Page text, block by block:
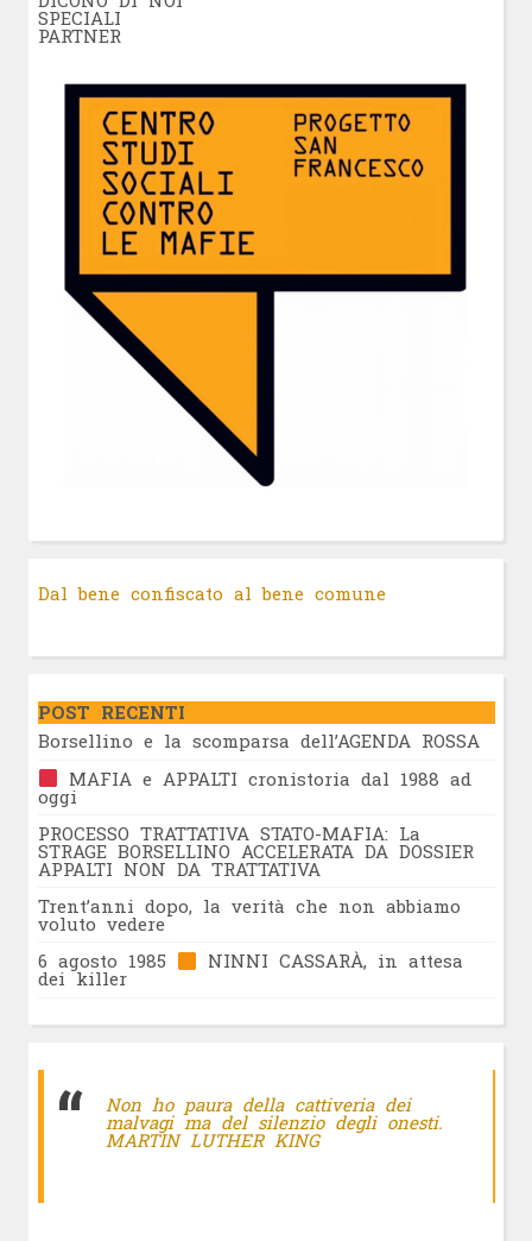
SPECIALI
PARTNER
Dal bene confiscato al bene comune
POST RECENTI
Borsellino e la scomparsa dell’AGENDA ROSSA
MAFIA e APPALTI cronistoria dal 1988 ad
oggi
PROCESSO TRATTATIVA STATO-MAFIA: La
STRAGE BORSELLINO ACCELERATA DA DOSSIER
APPALTI NON DA TRATTATIVA
Trent’anni dopo, la verità che non abbiamo
voluto vedere
6 agosto 1985
NINNI CASSARÀ, in attesa
dei killer
Non ho paura della cattiveria dei
malvagi ma del silenzio degli onesti.
MARTIN LUTHER KING